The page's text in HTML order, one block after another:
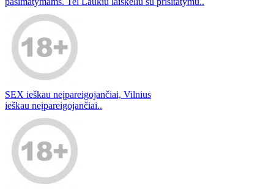
SEX ieškau neįpareigojančiai, Vilnius
ieškau neįpareigojančiai..